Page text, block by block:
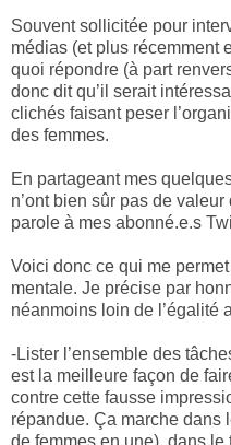
Souvent sollicitée pour
médias (et plus récemment
quoi répondre (à part
donc dit qu’il serait
clichés faisant peser
des femmes.
En partageant mes
n’ont bien sûr pas de
parole à mes abonné.e.s
Voici donc ce qui me
mentale. Je précise par
néanmoins loin de l’égalité
-Lister l’ensemble des
est la meilleure façon de
contre cette fausse
répandue. Ça marche dans